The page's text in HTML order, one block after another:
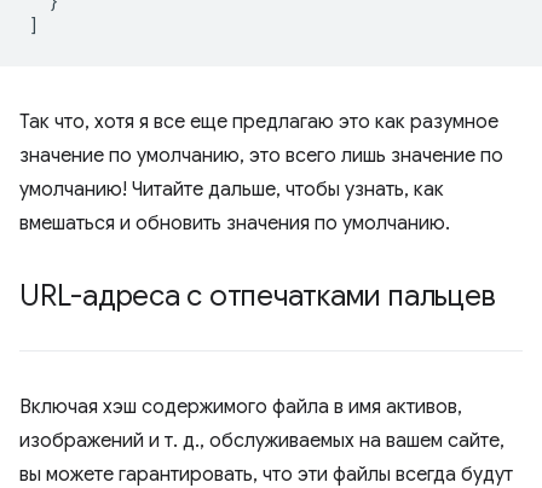
]
Так что, хотя я все еще предлагаю это как разумное
значение по умолчанию, это всего лишь значение по
умолчанию! Читайте дальше, чтобы узнать, как
вмешаться и обновить значения по умолчанию.
URL-адреса с отпечатками пальцев
Включая хэш содержимого файла в имя активов,
изображений и т. д., обслуживаемых на вашем сайте,
вы можете гарантировать, что эти файлы всегда будут